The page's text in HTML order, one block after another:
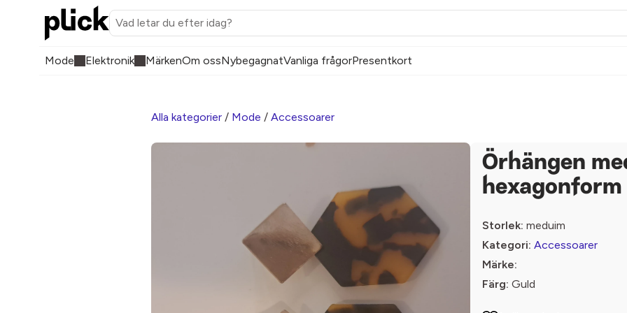
Mode Elektronik MärkenOm ossNybegagnatVanliga frågorPresentkort
Alla kategorier / Mode / Accessoarer
Örhängen
hexagonform
Storlek: meduim
Kategori: Accessoarer
Märke:
Färg: Guld